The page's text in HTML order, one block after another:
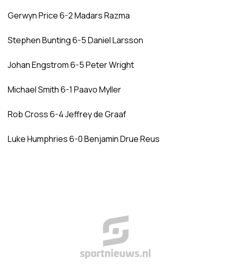
Gerwyn Price 6-2 Madars Razma
Stephen Bunting 6-5 Daniel Larsson
Johan Engstrom 6-5 Peter Wright
Michael Smith 6-1 Paavo Myller
Rob Cross 6-4 Jeffrey de Graaf
Luke Humphries 6-0 Benjamin Drue Reus